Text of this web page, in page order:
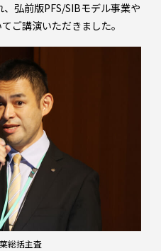
弘前版PFS/SIBモデル事業や
ご講演いただきました。
総括主査